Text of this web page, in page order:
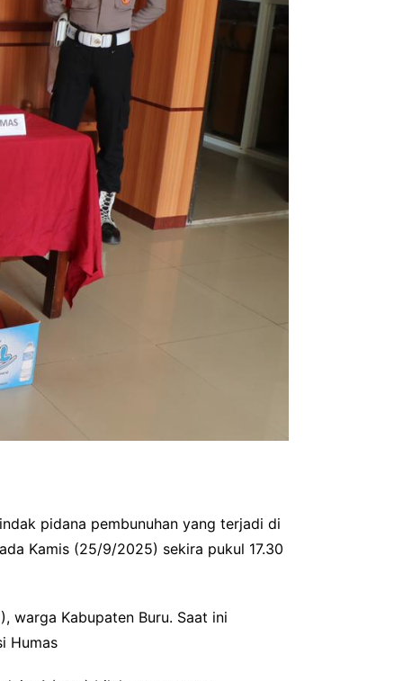
pidana pembunuhan yang terjadi di
Kamis (25/9/2025) sekira pukul 17.30
warga Kabupaten Buru. Saat ini
Humas